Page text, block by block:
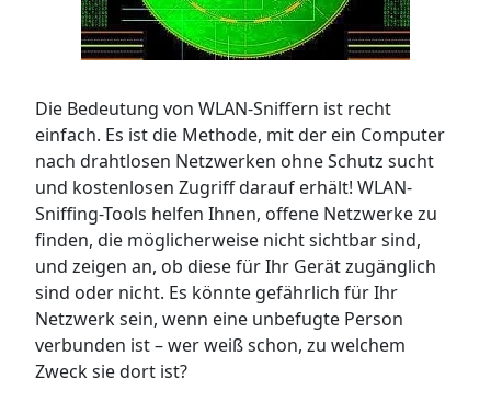
Die Bedeutung von WLAN-Sniffern ist recht
einfach. Es ist die Methode, mit der ein Computer
nach drahtlosen Netzwerken ohne Schutz sucht
und kostenlosen Zugriff darauf erhält! WLAN-
Sniffing-Tools helfen Ihnen, offene Netzwerke zu
finden, die möglicherweise nicht sichtbar sind,
und zeigen an, ob diese für Ihr Gerät zugänglich
sind oder nicht. Es könnte gefährlich für Ihr
Netzwerk sein, wenn eine unbefugte Person
verbunden ist – wer weiß schon, zu welchem
Zweck sie dort ist?